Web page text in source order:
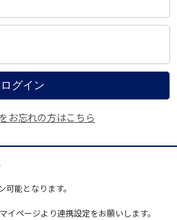
お忘れの方はこちら
能となります。
イページより連携設定をお願いします。